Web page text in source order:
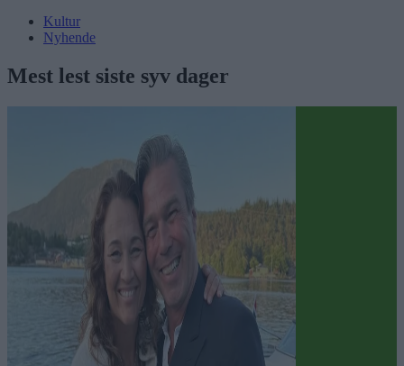
Kultur
Nyhende
Mest lest siste syv dager